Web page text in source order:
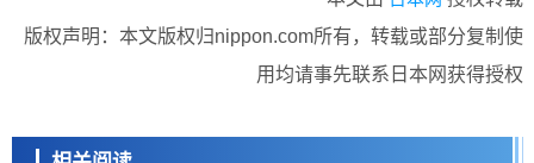
版权声明：本文版权归nippon.com所有，转载或部分复制使
用均请事先联系日本网获得授权